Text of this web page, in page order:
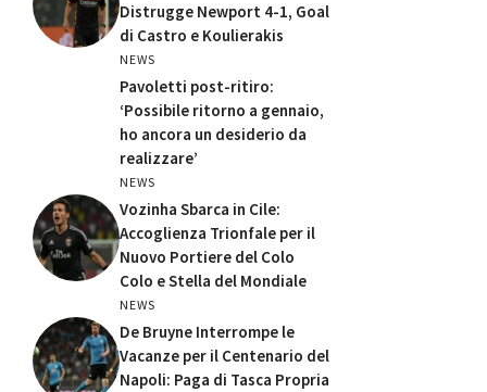
Distrugge Newport 4-1, Goal
di Castro e Koulierakis
NEWS
Pavoletti post-ritiro:
‘Possibile ritorno a gennaio,
ho ancora un desiderio da
realizzare’
NEWS
Vozinha Sbarca in Cile:
Accoglienza Trionfale per il
Nuovo Portiere del Colo
Colo e Stella del Mondiale
NEWS
De Bruyne Interrompe le
Vacanze per il Centenario del
Napoli: Paga di Tasca Propria